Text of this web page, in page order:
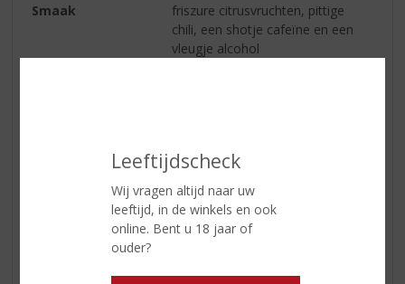
Leeftijdscheck
Wij vragen altijd naar uw
leeftijd, in de winkels en ook
online. Bent u 18 jaar of
ouder?
Smaak
friszure citrusvruchten, pittige
chili, een shotje cafeïne en een
vleugje alcohol
Reviews
Schrijf een review
Er zijn nog geen reviews geplaatst voor dit product